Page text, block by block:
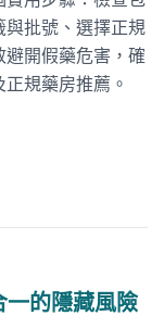
與批號、選擇正規
避開假藥危害，確
規藥房推薦。
一的隱藏風險